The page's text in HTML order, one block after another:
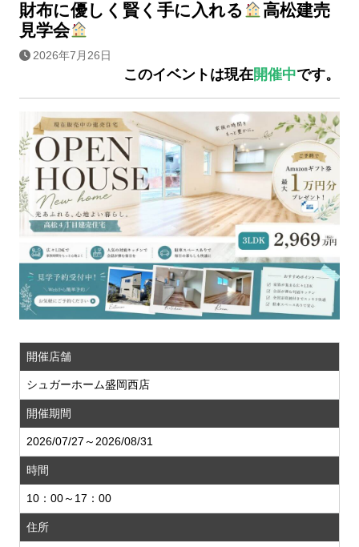
財布に優しく賢く手に入れる
高松建売
見学会
2026年7月26日
このイベントは現在開催中です。
開催店舗
シュガーホーム盛岡西店
開催期間
2026/07/27～2026/08/31
時間
10：00～17：00
住所